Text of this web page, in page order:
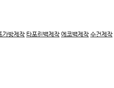
가방제작 타포린백제작 에코백제작 수건제작